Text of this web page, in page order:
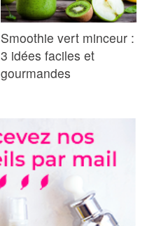
Smoothie vert minceur :
3 idées faciles et
gourmandes